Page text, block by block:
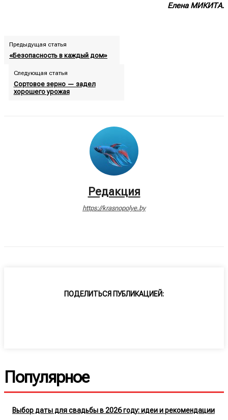
Елена МИКИТА.
Предыдущая статья
«Безопасность в каждый дом»
Следующая статья
Сортовое зерно — задел
хорошего урожая
Редакция
https://krasnopolye.by
ПОДЕЛИТЬСЯ ПУБЛИКАЦИЕЙ:
Популярное
Выбор даты для свадьбы в 2026 году: идеи и рекомендации